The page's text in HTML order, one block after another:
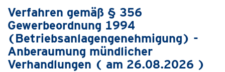
Verfahren gemäß § 356
Gewerbeordnung 1994
(Betriebsanlagengenehmigung) -
Anberaumung mündlicher
Verhandlungen ( am 26.08.2026 )